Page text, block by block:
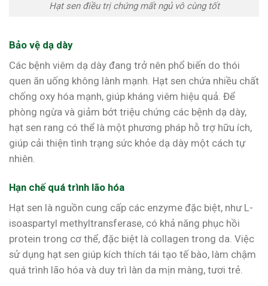
Hạt sen điều trị chứng mất ngủ vô cùng tốt
Bảo vệ dạ dày
Các bệnh viêm dạ dày đang trở nên phổ biến do thói
quen ăn uống không lành mạnh. Hạt sen chứa nhiều chất
chống oxy hóa mạnh, giúp kháng viêm hiệu quả. Để
phòng ngừa và giảm bớt triệu chứng các bệnh dạ dày,
hạt sen rang có thể là một phương pháp hỗ trợ hữu ích,
giúp cải thiện tình trạng sức khỏe dạ dày một cách tự
nhiên.
Hạn chế quá trình lão hóa
Hạt sen là nguồn cung cấp các enzyme đặc biệt, như L-
isoaspartyl methyltransferase, có khả năng phục hồi
protein trong cơ thể, đặc biệt là collagen trong da. Việc
sử dụng hạt sen giúp kích thích tái tạo tế bào, làm chậm
quá trình lão hóa và duy trì làn da mịn màng, tươi trẻ.